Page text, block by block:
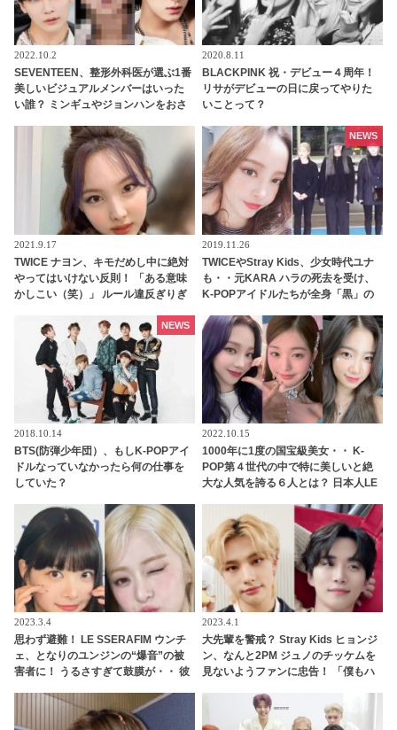
2022.10.2
SEVENTEEN、整形外科医が選ぶ1番
美しいビジュアルメンバーはいった
い誰？ ミンギュやジョンハンをおさ
2020.8.11
BLACKPINK 祝・デビュー４周年！
リサがデビューの日に戻ってやりた
いことって？
2021.9.17
TWICE ナヨン、キモだめし中に絶対
やってはいけない反則！ 「ある意味
かしこい（笑）」 ルール違反ぎりぎ
2019.11.26
TWICEやStray Kids、少女時代ユナ
も・・元KARA ハラの死去を受け、
K-POPアイドルたちが全身「黒」の
NEWS
2018.10.14
BTS(防弾少年団）、もしK-POPアイ
ドルなっていなかったら何の仕事を
していた？
NEWS
2022.10.15
1000年に1度の国宝級美女・・ K-
POP第４世代の中で特に美しいと絶
大な人気を誇る６人とは？ 日本人LE
2023.3.4
思わず避難！ LE SSERAFIM ウンチ
ェ、となりのユンジンの“爆音”の被
害者に！ うるさすぎて鼓膜が・・ 彼
2023.4.1
大先輩を警戒？ Stray Kids ヒョンジ
ン、なんと2PM ジュノのチッケムを
見ないようファンに忠告！ 「僕もハ
驚きの理由がかわいすぎる